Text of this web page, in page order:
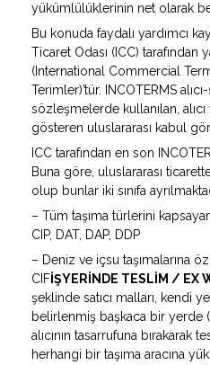
yükümlülüklerinin net olarak
Bu konuda faydalı yardımcı
Ticaret Odası (ICC) tarafından
(International Commercial
Terimler)’tür. INCOTERMS alıcı-
sözleşmelerde kullanılan, alıcı
gösteren uluslararası kabul
ICC tarafından en son
Buna göre, uluslararası
olup bunlar iki sınıfa
– Tüm taşıma türlerini
CIP, DAT, DAP, DDP
– Deniz ve içsu taşımalarına
CIFİŞYERİNDE TESLİM / EX
şeklinde satıcı malları, kendi
belirlenmiş başkaca bir yerde
alıcının tasarrufuna bırakarak
herhangi bir taşıma aracına